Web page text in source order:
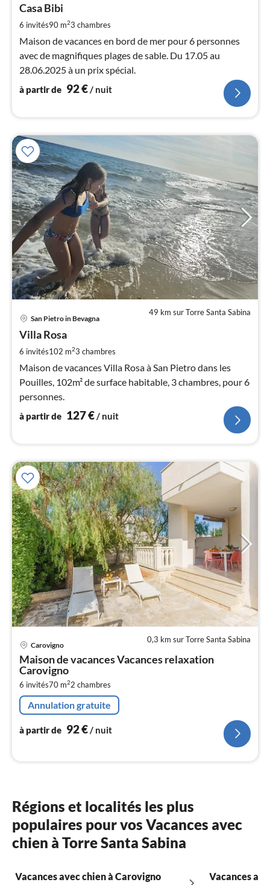
Casa Bibi
6 invités90 m23 chambres
Maison de vacances en bord de mer pour 6 personnes
avec de magnifiques plages de sable. Du 17.05 au
28.06.2025 à un prix spécial.
à partir de 92€/ nuit
49 km sur Torre Santa Sabina
San Pietro in Bevagna
Villa Rosa
6 invités102 m23 chambres
Maison de vacances Villa Rosa à San Pietro dans les
Pouilles, 102m² de surface habitable, 3 chambres, pour 6
personnes.
à partir de 127€/ nuit
0,3 km sur Torre Santa Sabina
Carovigno
Maison de vacances Vacances relaxation
Carovigno
6 invités70 m22 chambres
Annulation gratuite
à partir de 92€ / nuit
Régions et localités les plus
populaires pour vos Vacances avec
chien à Torre Santa Sabina
Vacances avec chien à Carovigno Vacances